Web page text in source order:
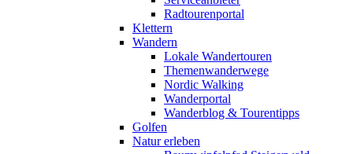
Radtourenportal
Klettern
Wandern
Lokale Wandertouren
Themenwanderwege
Nordic Walking
Wanderportal
Wanderblog & Tourentipps
Golfen
Natur erleben